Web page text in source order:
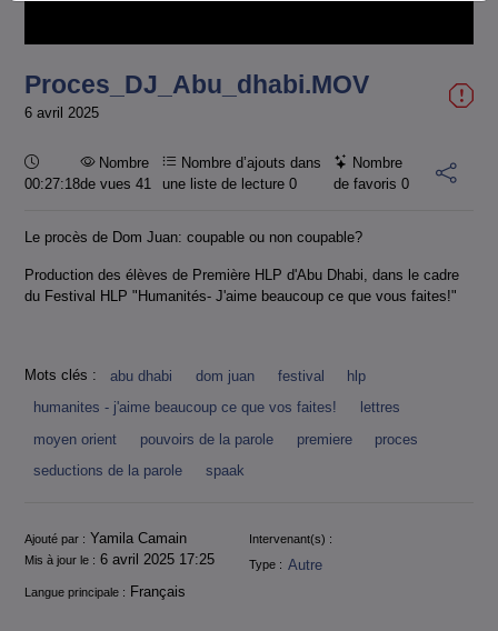
vidéo
Proces_DJ_Abu_dhabi.MOV
6 avril 2025
Durée :
00:27:18
Nombre
de vues 41
Nombre d’ajouts dans
une liste de lecture0
Nombre
de favoris 0
Le procès de Dom Juan: coupable ou non coupable?
Production des élèves de Première HLP d'Abu Dhabi, dans le cadre
du Festival HLP "Humanités- J'aime beaucoup ce que vous faites!"
Mots clés : abu dhabi dom juan festival
hlp
humanites - j'aime beaucoup ce que vos faites!
lettres
moyen orient
pouvoirs de la parole premiere
proces
seductions de la parole
spaak
Informations
Ajouté par : Yamila Camain
Intervenant(s) :
Mis à jour le : 6 avril 2025 17:25 Type : Autre
Langue principale : Français